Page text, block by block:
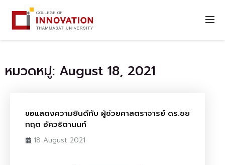
หมวดหมู่: August 18, 2021
ขอแสดงความยินดีกับ ผู้ช่วยศาสตราจารย์ ดร.ชย
กฤต อัศวธิตานนท์
18 August 2021